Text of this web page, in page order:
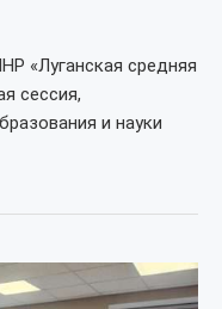
«Луганская средняя
сессия,
и науки